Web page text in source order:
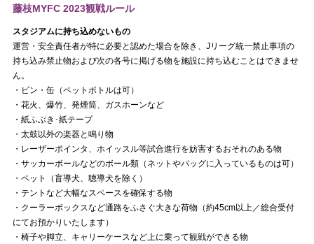
藤枝MYFC 2023観戦ルール
スタジアムに持ち込めないもの
運営・安全責任者が特に必要と認めた場合を除き、Jリーグ統一禁止事項の
持ち込み禁止物および次の各号に掲げる物を施設に持ち込むことはできませ
ん。
・ビン・缶（ペットボトルは可）
・花火、爆竹、発煙筒、ガスホーンなど
・紙ふぶき･紙テープ
・太鼓以外の楽器と鳴り物
・レーザーポインタ、ホイッスル等試合進行を妨害するおそれのある物
・サッカーボールなどのボール類（ネットやバッグに入っているものは可）
・ペット（盲導犬、聴導犬を除く）
・テントなど大幅なスペースを確保する物
・クーラーボックスなど通路をふさぐ大きな荷物（約45cm以上／総合受付
にてお預かりいたします）
・椅子や脚立、キャリーケースなど上に乗って観戦ができる物